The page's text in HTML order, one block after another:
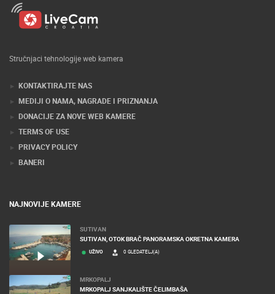
Stručnjaci tehnologije web kamera
KONTAKTIRAJTE NAS
MEDIJI O NAMA, NAGRADE I PRIZNANJA
DONACIJE ZA NOVE WEB KAMERE
TERMS OF USE
PRIVACY POLICY
BANERI
NAJNOVIJE KAMERE
SUTIVAN
SUTIVAN, OTOK BRAČ PANORAMSKA OKRETNA KAMERA
UŽIVO 0 GLEDATELJ(A)
MRKOPALJ
MRKOPALJ SANJKALIŠTE ČELIMBAŠA